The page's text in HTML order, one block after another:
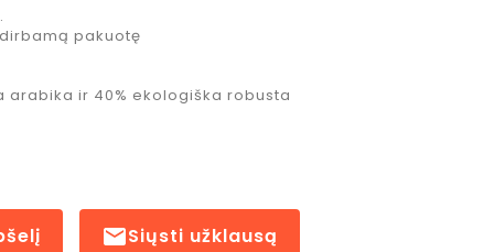
pakuotę
arabika ir 40% ekologiška robusta
Siųsti užklausą